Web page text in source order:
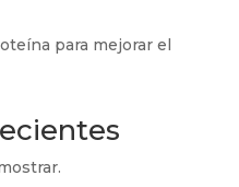
para mejorar el